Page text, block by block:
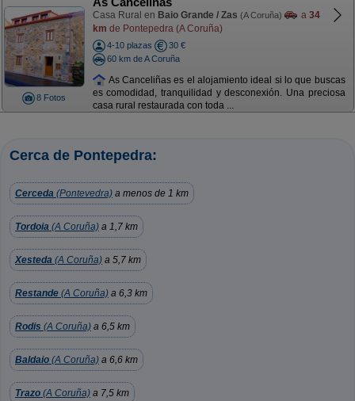
8 Fotos
Casa Rural en Baio Grande / Zas (A Coruña) a 34
km de Pontepedra (A Coruña)
4-10 plazas
30 €
60 km de A Coruña
As Canceliñas es el alojamiento ideal si lo que buscas
es comodidad, tranquilidad y desconexión. Una preciosa
casa rural restaurada con toda ...
Cerca de Pontepedra:
Cerceda (Pontevedra) a menos de 1 km
Tordoia (A Coruña) a 1,7 km
Xesteda (A Coruña) a 5,7 km
Restande (A Coruña) a 6,3 km
Rodis (A Coruña) a 6,5 km
Baldaio (A Coruña) a 6,6 km
Trazo (A Coruña) a 7,5 km